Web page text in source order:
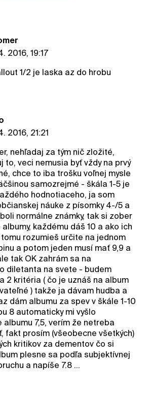
2016, 19:17
1/2 je laska az do hrobu
2016, 21:21
nehľadaj za tým nič zložité,
to, veci nemusia byť vždy na prvý
chce to iba trošku voľnej mysle
samozrejmé - škála 1-5 je
hodnotiaceho, ja som
náuke z písomky 4-/5 a
normálne známky, tak si zober
každému dáš 10 a ako ich
rozumieš určite na jednom
a potom jeden musí mať 9,9 a
tak OK zahrám sa na
diletanta na svete - budem
2 kritéria ( čo je uznáš na album
) takže ja dávam hudba a
dám albumu za spev v škále 1-10
8 automaticky mi vyšlo
albumu 7,5, verím že netreba
fakt prosím (všeobecne všetkých)
kritikov za dementov čo si
plesne sa podľa subjektívnej
a napíše 7.8 ...